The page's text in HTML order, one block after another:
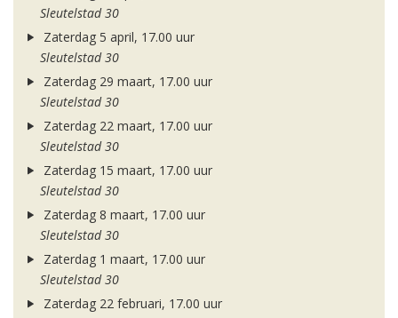
Sleutelstad 30
Zaterdag 5 april, 17.00 uur
Sleutelstad 30
Zaterdag 29 maart, 17.00 uur
Sleutelstad 30
Zaterdag 22 maart, 17.00 uur
Sleutelstad 30
Zaterdag 15 maart, 17.00 uur
Sleutelstad 30
Zaterdag 8 maart, 17.00 uur
Sleutelstad 30
Zaterdag 1 maart, 17.00 uur
Sleutelstad 30
Zaterdag 22 februari, 17.00 uur